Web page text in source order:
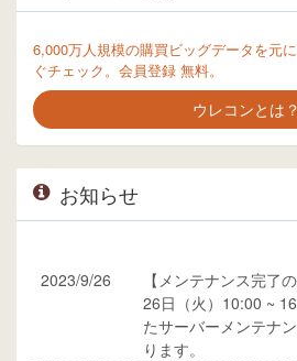
6,000万人規模の購買ビッグデータを元
ぐチェック。会員登録 無料。
ウレコンとは？
お知らせ
2023/9/26
【メンテナンス完了
26日（火）10:00 ~
たサーバーメンテナ
ります。